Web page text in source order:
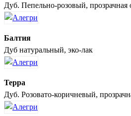
Дуб. Пепельно-розовый, прозрачная
Балтия
Дуб натуральный, эко-лак
Терра
Дуб. Розовато-коричневый,